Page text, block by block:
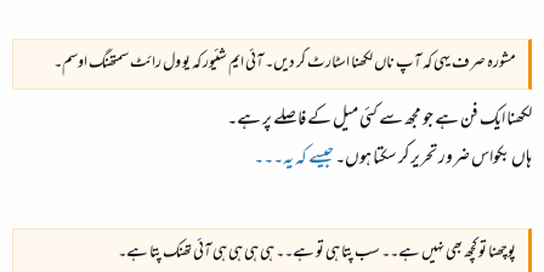
مشورہ صرف یہی کہ آپ ناں لکھنا اسٹارٹ کر دیں۔ آئی ایم شئیور کہ یو ول رائٹ سمتھنگ اوسم۔
لکھنا ایک فن ہے جو مجھ سے کئی میل کے فاصلے پر ہے۔
ہاں بکواس ضرور تحریر کر سکتا ہوں۔جیسے کہ یہ۔۔۔
پوچھنا تو کچھ بھی نہیں ہے۔۔ سب پتا ہی تو ہے۔۔ ہی ہی ہی ہی آئی تھنک پتا ہے۔